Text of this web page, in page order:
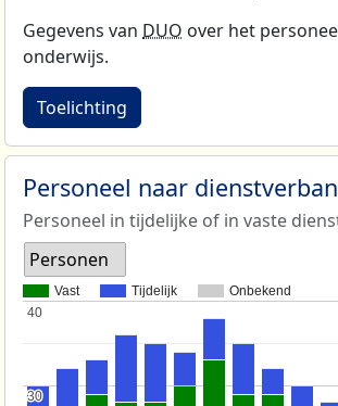
Gegevens van DUO over het
onderwijs.
Toelichting
Personeel naar
Personeel in tijdelijke of in vaste
Personen
Vast Tijdelijk Onbekend
30
30
40
40